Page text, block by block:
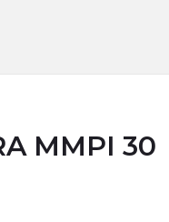
MMPI 30